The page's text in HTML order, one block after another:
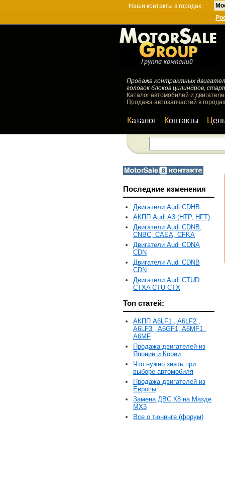
Наши контакты в городах:
Продажа контрактных
головок блоков цилиндров,
Каталог автомобилей и
Продажа автозапчастей в
Каталог Контакты
Последние изменения
Двигатели Audi CDHB
АКПП Audi A3 (HTP, HFT)
Двигатели Audi CDNB,
CNBC, CAEA, CFKA
Двигатели Audi CDNA
CDN
Двигатели Audi CDNB
CDN
Двигатели Audi CTUD
CTXA CTU CTX
Топ статей:
АКПП A6LF1 , A6LF2 ,
A6LF3 , A6GF1, A6MF1 ,
A6MF
Продажа двигателей из
Японии и Кореи
Что нужно знать при
выборе автомобиля
Продажа двигателей из
Европы
Замена ДВС К8 на Мазде
MX3
Все о тюнинге (форум)